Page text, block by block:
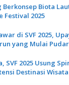
Berkonsep Biota
Festival 2025
di SVF 2025,
yang Mulai Pudar
SVF 2025 Usung
Destinasi